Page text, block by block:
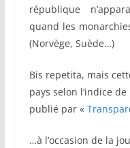
république
quand les
(Norvège, Suède…)
Bis repetita, mais
pays selon l’indice
publié par «
…à l’occasion de la